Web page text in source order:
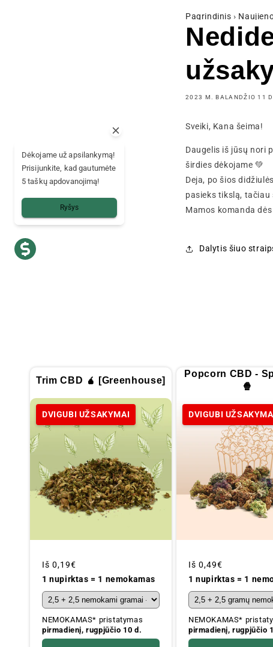
Pagrindinis ›
2023 M. BALANDŽIO 11 D.
Sveiki, Kana šeima!
Daugelis iš jūsų nori
širdies dėkojame 💚
Deja, po šios
pasieks tikslą, tačiau
Mamos komanda
Dalytis šiuo
Trim CBD 🧉 [Greenhouse]
DVIGUBI UŽSAKYMAI
Įprastinė
kaina
Iš 0,19€
1 nupirktas = 1 nemokamas
NEMOKAMAS* pristatymas
pirmadienį, rugpjūčio 10 d.
Popcorn CBD -
🍿
DVIGUBI
Įprastinė
kaina
Iš 0,49€
1 nupirktas = 1
NEMOKAMAS*
pirmadienį, rugpjūčio
Dėkojame už apsilankymą!
Prisijunkite, kad gautumėte
5 taškų apdovanojimą!
Ryšys